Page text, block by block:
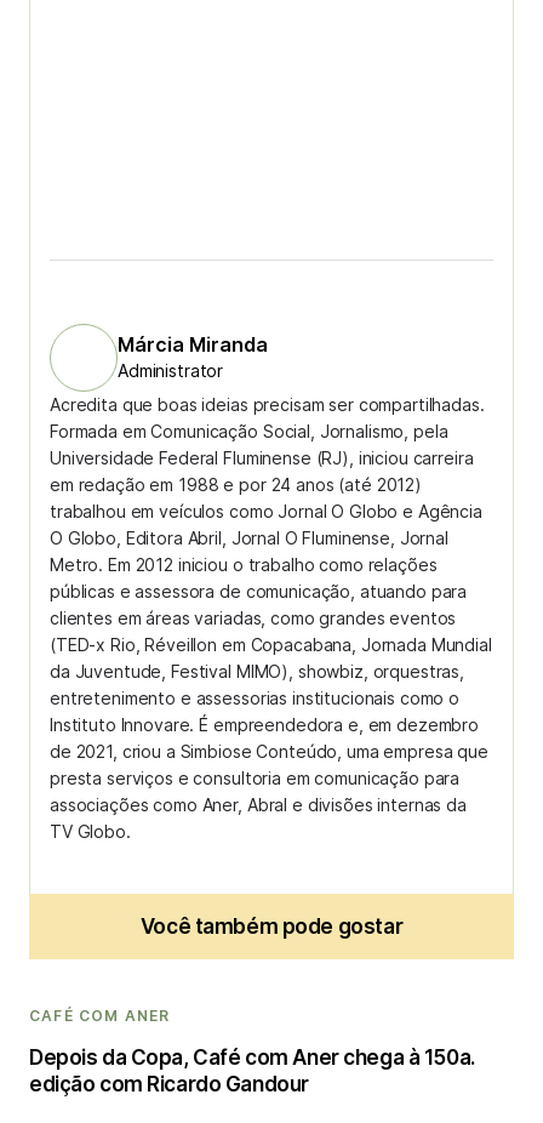
Márcia Miranda
Administrator
Acredita que boas ideias precisam ser compartilhadas.
Formada em Comunicação Social, Jornalismo, pela
Universidade Federal Fluminense (RJ), iniciou carreira
em redação em 1988 e por 24 anos (até 2012)
trabalhou em veículos como Jornal O Globo e Agência
O Globo, Editora Abril, Jornal O Fluminense, Jornal
Metro. Em 2012 iniciou o trabalho como relações
públicas e assessora de comunicação, atuando para
clientes em áreas variadas, como grandes eventos
(TED-x Rio, Réveillon em Copacabana, Jornada Mundial
da Juventude, Festival MIMO), showbiz, orquestras,
entretenimento e assessorias institucionais como o
Instituto Innovare. É empreendedora e, em dezembro
de 2021, criou a Simbiose Conteúdo, uma empresa que
presta serviços e consultoria em comunicação para
associações como Aner, Abral e divisões internas da
TV Globo.
Você também pode gostar
CAFÉ COM ANER
Depois da Copa, Café com Aner chega à 150a.
edição com Ricardo Gandour